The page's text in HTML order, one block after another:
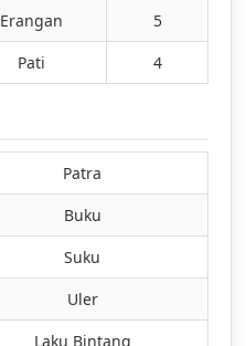
Erangan
5
Pati 4
Patra
Buku
Suku
Uler
Laku Bintang